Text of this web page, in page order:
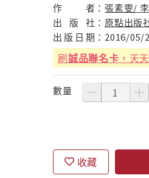
作 者： 張素雯/
出
版 社： 原點出版
出 版 日 期： 2016/05/
刷誠品聯名卡 ，天
數量
收藏